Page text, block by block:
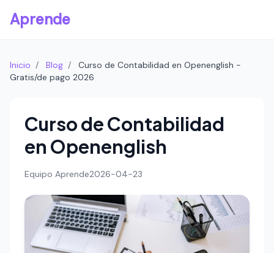
Aprende
Inicio / Blog /
Curso de Contabilidad en Openenglish -
Gratis/de pago 2026
Curso de Contabilidad
en Openenglish
Equipo Aprende2026-04-23